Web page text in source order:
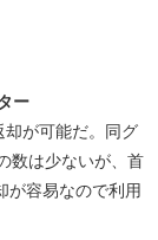
ー
が可能だ。同グ
数は少ないが、首
が容易なので利用